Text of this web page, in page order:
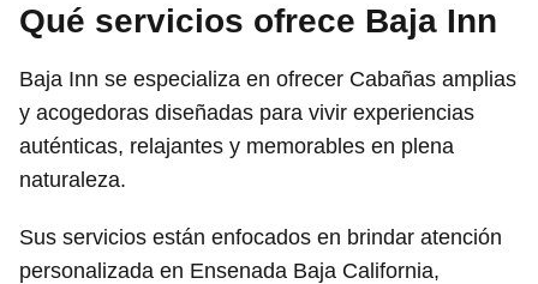
Qué servicios ofrece Baja Inn
Baja Inn se especializa en ofrecer Cabañas amplias
y acogedoras diseñadas para vivir experiencias
auténticas, relajantes y memorables en plena
naturaleza.
Sus servicios están enfocados en brindar atención
personalizada en Ensenada Baja California,